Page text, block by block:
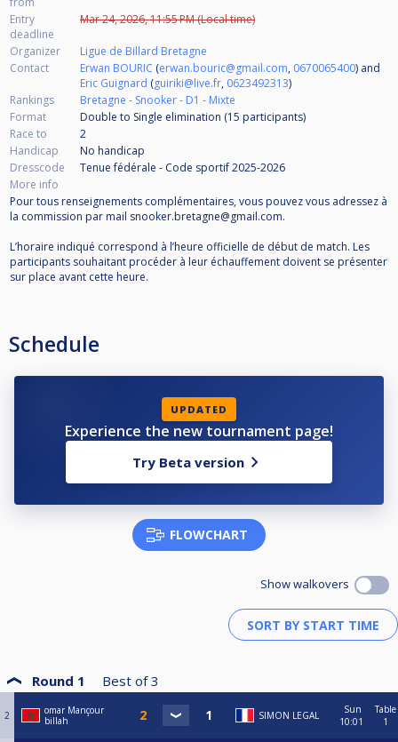
Entry
deadline
Mar 24, 2026, 11:55 PM (Local time)
Organizer
Ligue de Billard Bretagne
Contact
Erwan BOURIC (erwan.bouric@gmail.com, 0670065400) and
Eric Guignard (guiriki@live.fr, 0623492313)
Rankings
Bretagne - Snooker - D1 - Mixte
Format
Double to Single elimination (15 participants)
Race to
2
Handicap
No handicap
Dresscode
Tenue fédérale - Code sportif 2025-2026
More info
Pour tous renseignements complémentaires, vous pouvez vous adressez à
la commission par mail snooker.bretagne@gmail.com.
L’horaire indiqué correspond à l’heure officielle de début de match. Les
participants souhaitant procéder à leur échauffement doivent se présenter
sur place avant cette heure.
Schedule
UPDATED
Experience the new tournament page!
Try Beta version
FLOWCHART
Show walkovers
Round 1 Best of 3
2
omar Mançour
billah
SIMON LEGAL
Sun
10:01
Table
1